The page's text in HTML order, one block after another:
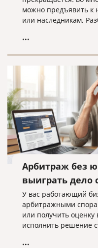
можно предъявить к
или наследникам.
наследство, еще не
...
Арбитраж без
выиграть дело
У вас работающий
арбитражными
или получить
исполнить решение
...